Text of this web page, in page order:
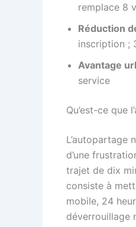
remplace 8
Réduction
inscription ;
Avantage
service
Qu’est-ce
L’autopartage
d’une
trajet de dix
consiste à
mobile, 24
déverrouillage